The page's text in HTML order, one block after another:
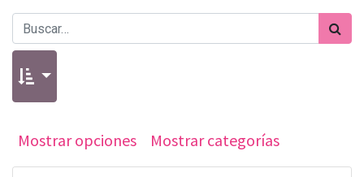
Mostrar opciones Mostrar categorías